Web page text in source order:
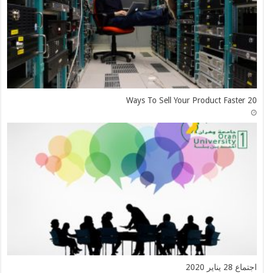
20 Ways To Sell Your Product Faster
اجتماع 28 يناير 2020